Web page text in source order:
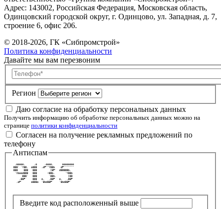
Адрес: 143002, Российская Федерация, Московская область,
Одинцовский городской округ, г. Одинцово, ул. Западная, д. 7,
строение 6, офис 206.
© 2018-2026, ГК «Сибпромстрой»
Политика конфиденциальности
Давайте мы вам перезвоним
Телефон
Регион
Даю согласие на обработку персональных данных
Получить информацию об обработке персональных данных можно на
странице политики конфиденциальности
Согласен на получение рекламных предложений по
телефону
Антиспам
  .ooooo.      .o     .oooo.      oooooooo
888' `Y88.  o888   .dP""Y88b    dP"""""""
888    888   888         ]8P'  d88888b.
  `Vbood888   888       <88b.       `Y88b
       888'   888        `88b.        ]88
     .88P'    888   o.   .88P   o.   .88P
   .oP'      o888o  `8bd88P'    `8bd88P'
Введите код расположенный выше